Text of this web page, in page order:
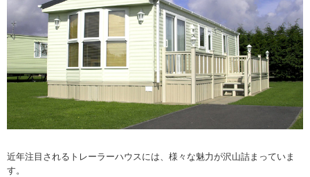
近年注目されるトレーラーハウスには、様々な魅力が沢山詰まっていま
す。